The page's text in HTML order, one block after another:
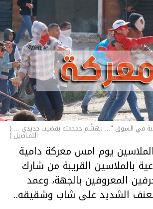
في السوق "... يهشّم جمجمته بقضيب حديدي ... (
التفـاصيل )
يوم امس معركة دامية
بالملاسين القريبة من شارك
المعروفين بالجهة، وعمد
الشديد على شاب وشقيقه..